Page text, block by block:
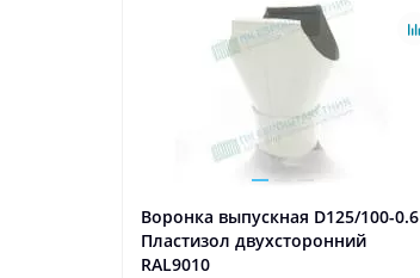
Воронка выпускная D125/100-0.6
Пластизол двухсторонний
RAL9010